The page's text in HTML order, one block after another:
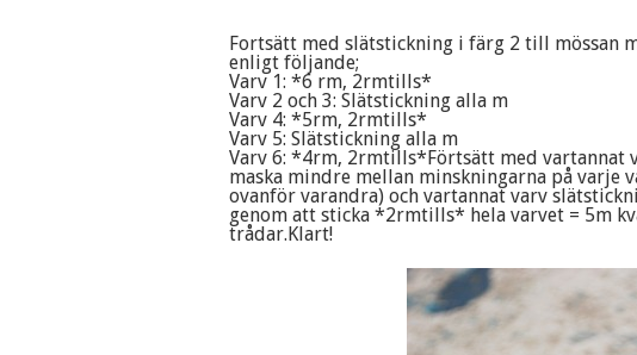
Fortsätt med slätstickning i färg 2 till mössan
enligt följande;
Varv 1: *6 rm, 2rmtills*
Varv 2 och 3: Slätstickning alla m
Varv 4: *5rm, 2rmtills*
Varv 5: Slätstickning alla m
Varv 6: *4rm, 2rmtills*Förtsätt med vartannat
maska mindre mellan minskningarna på varje
ovanför varandra) och vartannat varv
genom att sticka *2rmtills* hela varvet = 5m
trådar.Klart!